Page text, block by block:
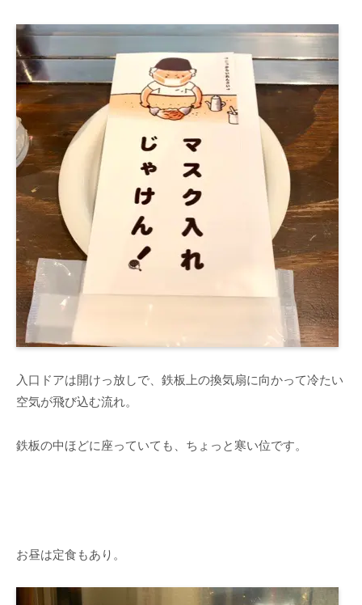
入口ドアは開けっ放しで、鉄板上の換気扇に向かって冷たい
空気が飛び込む流れ。
鉄板の中ほどに座っていても、ちょっと寒い位です。
お昼は定食もあり。